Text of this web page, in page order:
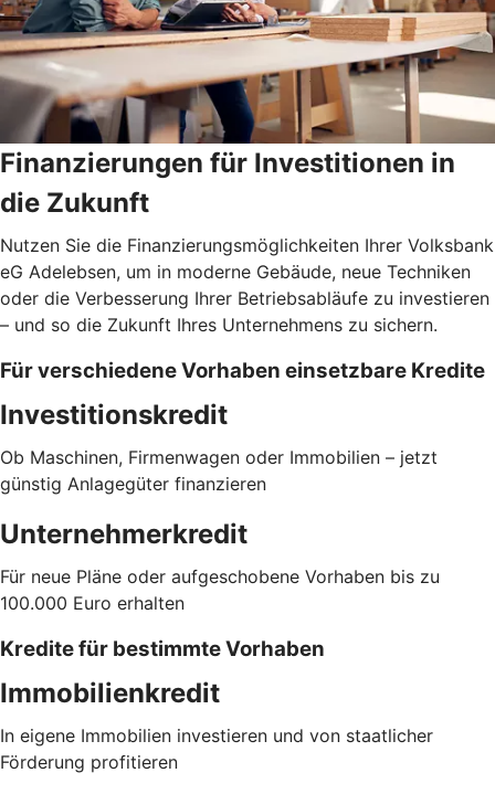
Finanzierungen für Investitionen in
die Zukunft
Nutzen Sie die Finanzierungsmöglichkeiten Ihrer Volksbank
eG Adelebsen, um in moderne Gebäude, neue Techniken
oder die Verbesserung Ihrer Betriebsabläufe zu investieren
– und so die Zukunft Ihres Unternehmens zu sichern.
Für verschiedene Vorhaben einsetzbare Kredite
Investitionskredit
Ob Maschinen, Firmenwagen oder Immobilien – jetzt
günstig Anlagegüter finanzieren
Unternehmerkredit
Für neue Pläne oder aufgeschobene Vorhaben bis zu
100.000 Euro erhalten
Kredite für bestimmte Vorhaben
Immobilienkredit
In eigene Immobilien investieren und von staatlicher
Förderung profitieren